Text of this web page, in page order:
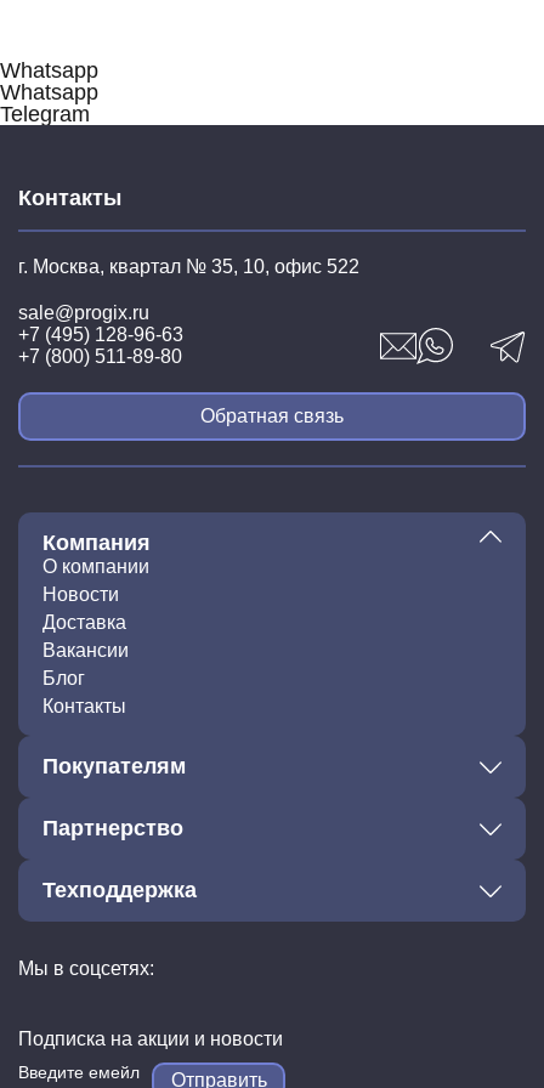
Контакты
г. Москва, квартал № 35, 10, офис 522
sale@progix.ru
+7 (495) 128-96-63
+7 (800) 511-89-80
Обратная связь
Компания
О компании
Новости
Доставка
Вакансии
Блог
Контакты
Покупателям
Партнерство
Техподдержка
Мы в соцсетях:
Подписка на акции и новости
Отправить
Whatsapp
Whatsapp
Telegram